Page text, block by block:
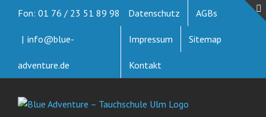
springen
Fon: 01 76 / 23 51 89 98
| info@blue-
adventure.de
Datenschutz AGBs
Impressum Sitemap
Kontakt